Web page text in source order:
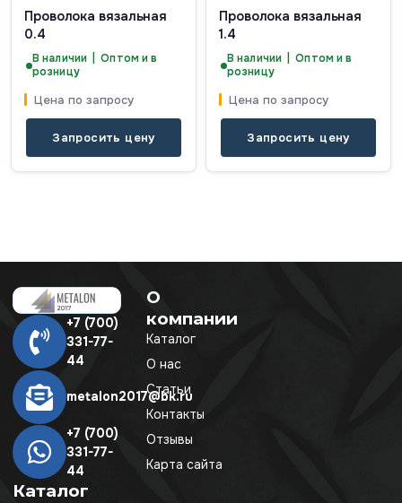
Проволока вязальная
0.4
В наличии | Оптом и в
розницу
Цена по запросу
Запросить цену
Проволока вязальная
1.4
В наличии | Оптом и в
розницу
Цена по запросу
Запросить цену
+7 (700)
331-77-
44
metalon2017@bk.ru
+7 (700)
331-77-
44
Каталог
О
компании
Каталог
О нас
Статьи
Контакты
Отзывы
Карта сайта